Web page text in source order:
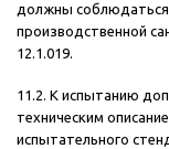
должны соблюдаться
производственной
12.1.019.
11.2. К испытанию
техническим
испытательного